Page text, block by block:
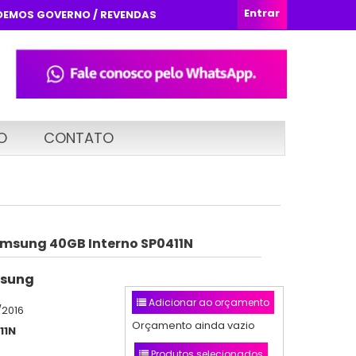
Entrar
GOVERNO / REVENDAS
CONTATO
40GB Interno SP0411N
Adicionar ao orçamento
Orçamento ainda vazio